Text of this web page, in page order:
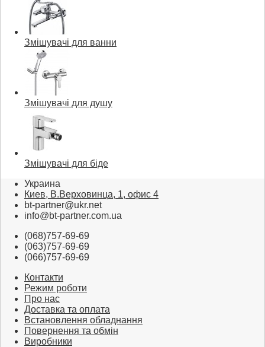
Змішувачі для ванни
Змішувачі для душу
Змішувачі для біде
Украина
Киев, В.Верховинца, 1, офис 4
bt-partner@ukr.net
info@bt-partner.com.ua
(068)757-69-69
(063)757-69-69
(066)757-69-69
Контакти
Режим роботи
Про нас
Доставка та оплата
Встановлення обладнання
Повернення та обмін
Виробники